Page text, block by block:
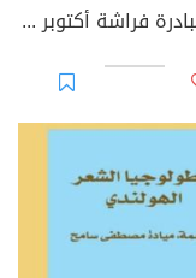
مجلة مبادرة فراشة أكتوبر - العدد 39